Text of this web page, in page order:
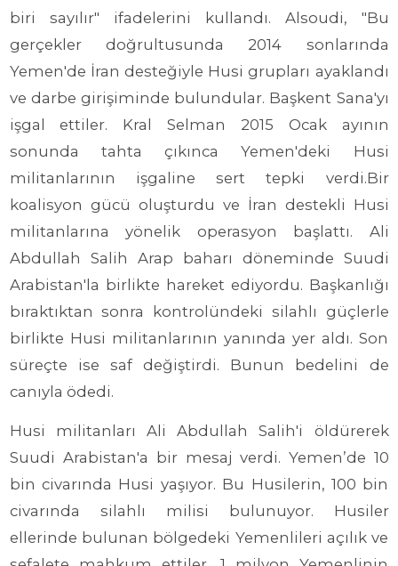
biri sayılır" ifadelerini kullandı. Alsoudi, "Bu
gerçekler doğrultusunda 2014 sonlarında
Yemen'de İran desteğiyle Husi grupları ayaklandı
ve darbe girişiminde bulundular. Başkent Sana'yı
işgal ettiler. Kral Selman 2015 Ocak ayının
sonunda tahta çıkınca Yemen'deki Husi
militanlarının işgaline sert tepki verdi.Bir
koalisyon gücü oluşturdu ve İran destekli Husi
militanlarına yönelik operasyon başlattı. Ali
Abdullah Salih Arap baharı döneminde Suudi
Arabistan'la birlikte hareket ediyordu. Başkanlığı
bıraktıktan sonra kontrolündeki silahlı güçlerle
birlikte Husi militanlarının yanında yer aldı. Son
süreçte ise saf değiştirdi. Bunun bedelini de
canıyla ödedi.
Husi militanları Ali Abdullah Salih'i öldürerek
Suudi Arabistan'a bir mesaj verdi. Yemen’de 10
bin civarında Husi yaşıyor. Bu Husilerin, 100 bin
civarında silahlı milisi bulunuyor. Husiler
ellerinde bulunan bölgedeki Yemenlileri açılık ve